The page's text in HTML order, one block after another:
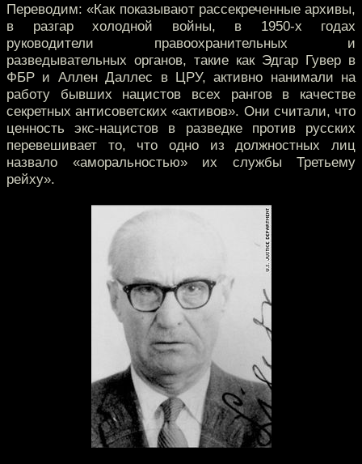
Переводим: «Как показывают рассекреченные архивы,
в разгар холодной войны, в 1950-х годах
руководители правоохранительных и
разведывательных органов, такие как Эдгар Гувер в
ФБР и Аллен Даллес в ЦРУ, активно нанимали на
работу бывших нацистов всех рангов в качестве
секретных антисоветских «активов». Они считали, что
ценность экс-нацистов в разведке против русских
перевешивает то, что одно из должностных лиц
назвало «аморальностью» их службы Третьему
рейху».